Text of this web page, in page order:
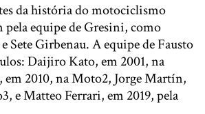
da história do motociclismo
pela equipe de Gresini, como
Sete Girbenau. A equipe de Fausto
Daijiro Kato, em 2001, na
em 2010, na Moto2, Jorge Martín,
e Matteo Ferrari, em 2019, pela